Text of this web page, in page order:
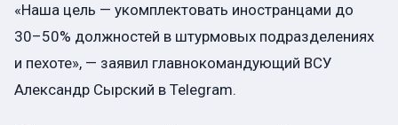
«Наша цель — укомплектовать иностранцами до
30–50% должностей в штурмовых подразделениях
и пехоте», — заявил главнокомандующий ВСУ
Александр Сырский в Telegram.